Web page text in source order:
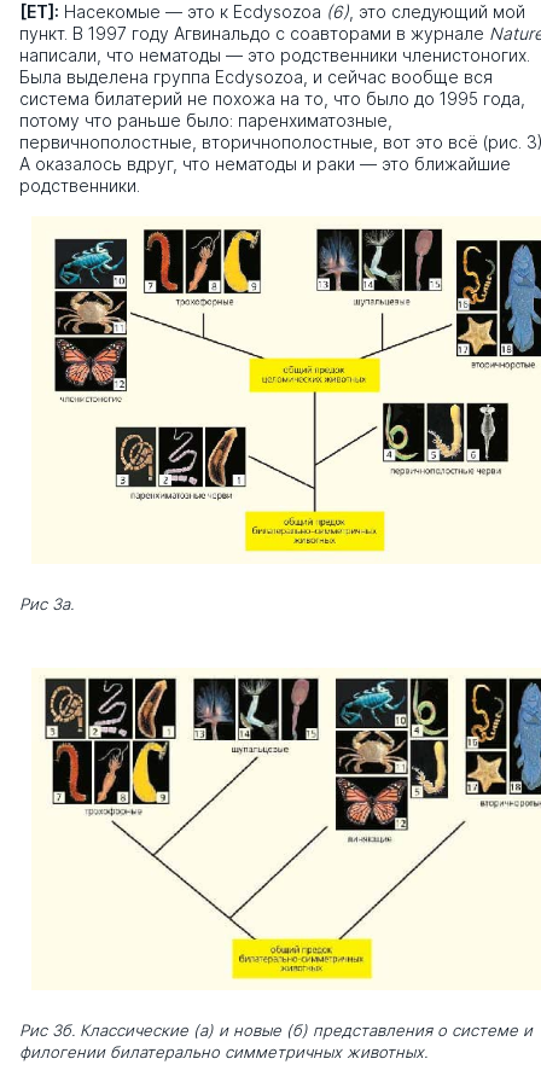
[ЕТ]: Насекомые — это к Ecdysozoa (6) , это следующий мой
пункт. В 1997 году Агвинальдо с соавторами в журнале
написали, что нематоды — это родственники членистоногих.
Была выделена группа Ecdysozoa, и сейчас вообще вся
система билатерий не похожа на то, что было до 1995 года,
потому что раньше было: паренхиматозные,
первичнополостные, вторичнополостные, вот это всё (рис.
А оказалось вдруг, что нематоды и раки — это ближайшие
родственники.
Рис 3а.
Рис 3б. Классические (а) и новые (б) представления о системе и
филогении билатерально симметричных животных.